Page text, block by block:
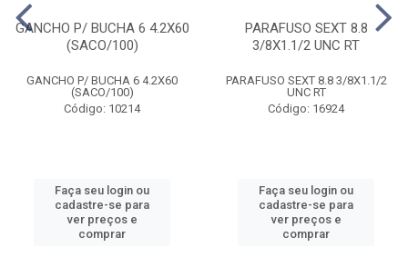
GANCHO P/ BUCHA 6 4.2X60
(SACO/100)
GANCHO P/ BUCHA 6 4.2X60
(SACO/100)
Código: 10214
Faça seu login ou
cadastre-se para
ver preços e
comprar
PARAFUSO SEXT 8.8
3/8X1.1/2 UNC RT
PARAFUSO SEXT 8.8 3/8X1.1/2
UNC RT
Código: 16924
Faça seu login ou
cadastre-se para
ver preços e
comprar